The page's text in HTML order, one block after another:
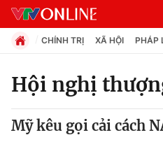
Chuyên mục
CHÍNH TRỊ XÃ HỘI PHÁP
Hội nghị
Mỹ kêu gọi cải cách